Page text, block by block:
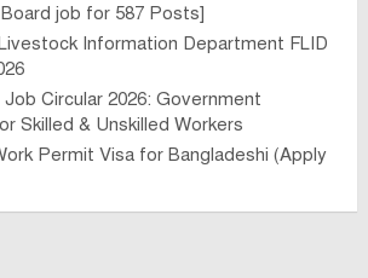
job for 587 Posts]
Information Department FLID
Job Circular 2026: Government
Skilled & Unskilled Workers
Permit Visa for Bangladeshi (Apply